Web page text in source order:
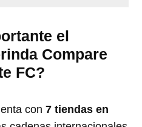
el
Compare
FC?
con7 tiendas en